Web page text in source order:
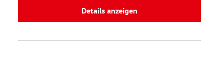
Details anzeigen